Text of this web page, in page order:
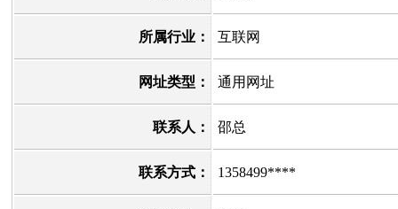
所属行业： 互联网
网址类型： 通用网址
联系人： 邵总
联系方式： 1358499****